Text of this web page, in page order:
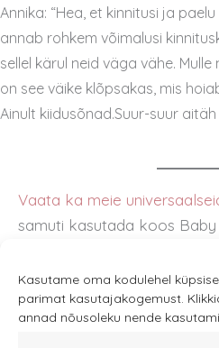
Kasutame oma kodulehel
parimat kasutajakogemust.
annad nõusoleku nende
Annika: “Hea, et kinnitusi ja
annab rohkem võimalusi
sellel kärul neid väga vähe. Mulle
on see väike klõpsakas, mis
Ainult kiidusõnad.Suur-suur aitäh
Vaata ka meie
samuti kasutada koos